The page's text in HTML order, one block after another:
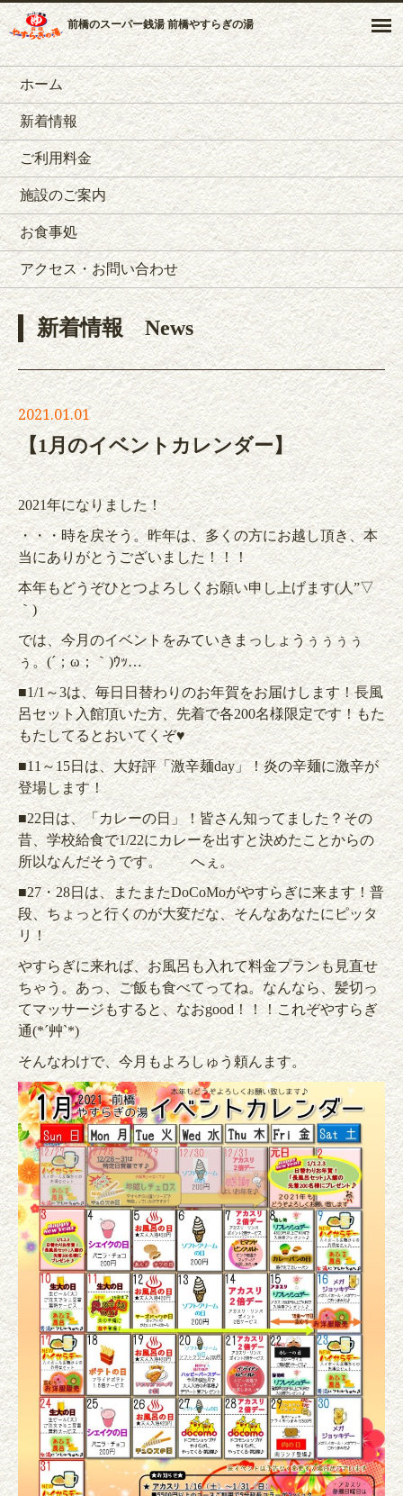
ホーム
新着情報
ご利用料金
施設のご案内
お食事処
アクセス・お問い合わせ
前橋のスーパー銭湯 前橋やすらぎの湯
新着情報News
2021.01.01
【1月のイベントカレンダー】
2021年になりました！
・・・時を戻そう。昨年は、多くの方にお越し頂き、本
当にありがとうございました！！！
本年もどうぞひとつよろしくお願い申し上げます(人”▽
｀)
では、今月のイベントをみていきまっしょうぅぅぅぅ
ぅ。(´；ω；｀)ｳｯ…
■1/1～3は、毎日日替わりのお年賀をお届けします！長風
呂セット入館頂いた方、先着で各200名様限定です！もた
もたしてるとおいてくぞ♥
■11～15日は、大好評「激辛麺day」！炎の辛麺に激辛が
登場します！
■22日は、「カレーの日」！皆さん知ってました？その
昔、学校給食で1/22にカレーを出すと決めたことからの
所以なんだそうです。 へぇ。
■27・28日は、またまたDoCoMoがやすらぎに来ます！普
段、ちょっと行くのが大変だな、そんなあなたにピッタ
リ！
やすらぎに来れば、お風呂も入れて料金プランも見直せ
ちゃう。あっ、ご飯も食べてってね。なんなら、髪切っ
てマッサージもすると、なおgood！！！これぞやすらぎ
通(*´艸`*)
そんなわけで、今月もよろしゅう頼んます。